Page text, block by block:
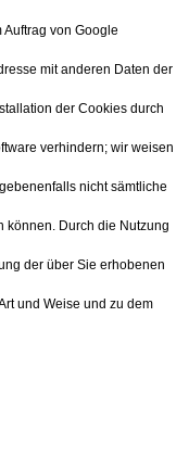
von Google
mit anderen Daten der
der Cookies durch
verhindern; wir weisen
nicht sämtliche
können. Durch die Nutzung
der über Sie erhobenen
und Weise und zu dem